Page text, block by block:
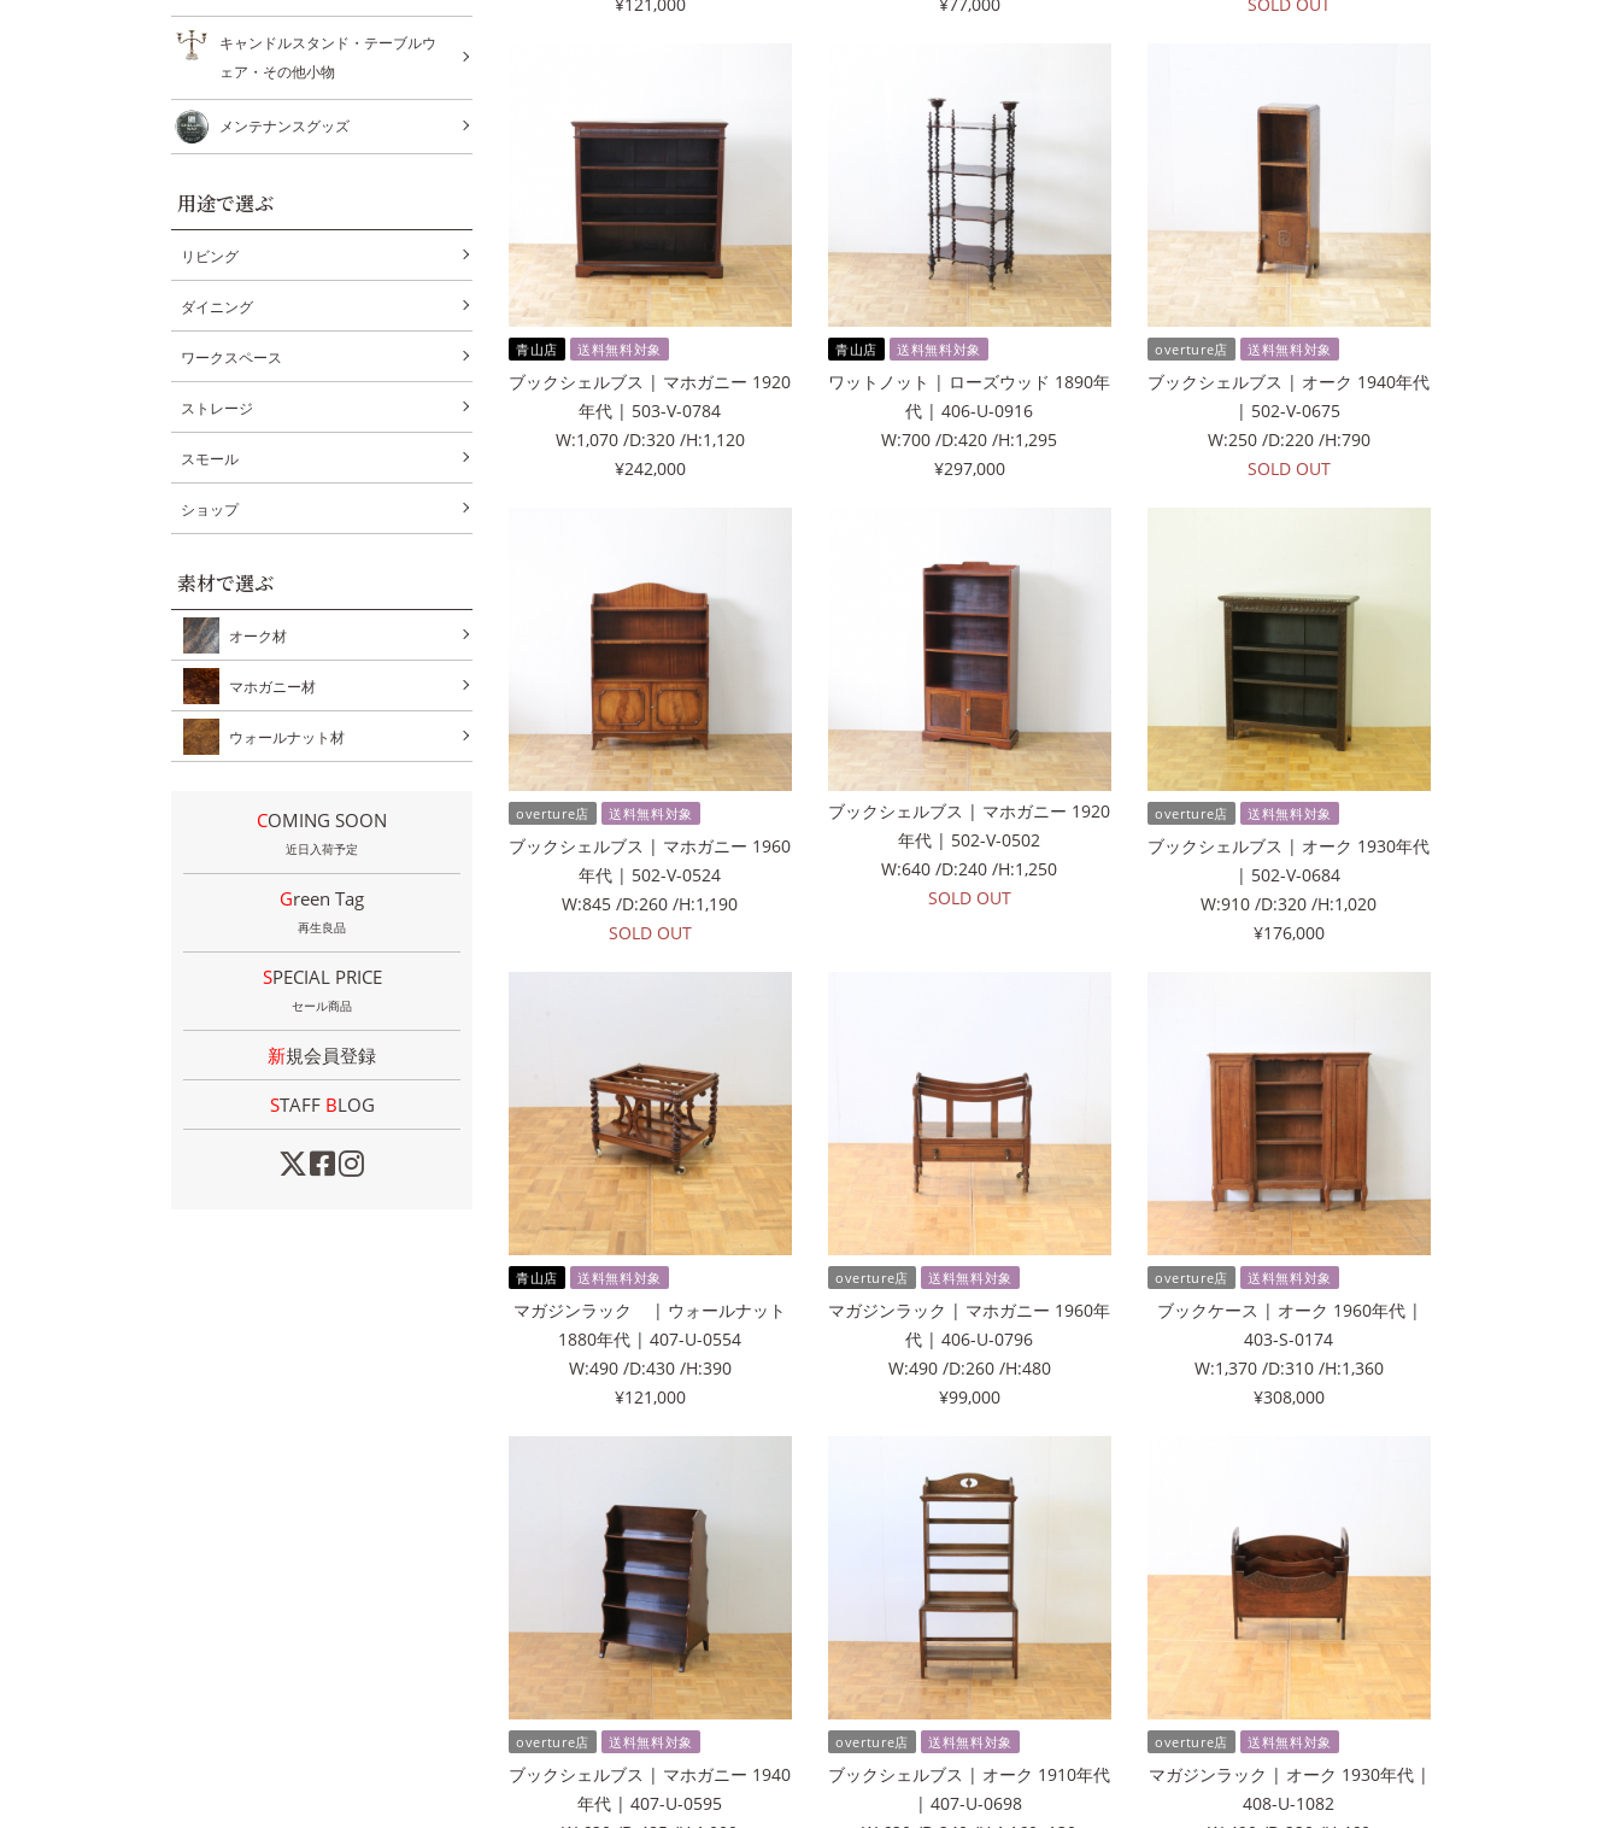
¥121,000
¥77,000
SOLD OUT
青山店 送料無料対象
ブックシェルブス | マホガニー 1920
年代 | 503-V-0784
W:1,070 /D:320 /H:1,120
¥242,000
青山店 送料無料対象
ワットノット | ローズウッド 1890年
代 | 406-U-0916
W:700 /D:420 /H:1,295
¥297,000
overture店 送料無料対象
ブックシェルブス | オーク 1940年代
| 502-V-0675
W:250 /D:220 /H:790
SOLD OUT
overture店 送料無料対象
ブックシェルブス | マホガニー 1960
年代 | 502-V-0524
W:845 /D:260 /H:1,190
SOLD OUT
ブックシェルブス | マホガニー 1920
年代 | 502-V-0502
W:640 /D:240 /H:1,250
SOLD OUT
overture店 送料無料対象
ブックシェルブス | オーク 1930年代
| 502-V-0684
W:910 /D:320 /H:1,020
¥176,000
青山店 送料無料対象
マガジンラック | ウォールナット
1880年代 | 407-U-0554
W:490 /D:430 /H:390
¥121,000
overture店 送料無料対象
マガジンラック | マホガニー 1960年
代 | 406-U-0796
W:490 /D:260 /H:480
¥99,000
overture店 送料無料対象
ブックケース | オーク 1960年代 |
403-S-0174
W:1,370 /D:310 /H:1,360
¥308,000
overture店 送料無料対象
ブックシェルブス | マホガニー 1940
年代 | 407-U-0595
overture店 送料無料対象
ブックシェルブス | オーク 1910年代
| 407-U-0698
overture店 送料無料対象
マガジンラック | オーク 1930年代 |
408-U-1082
キャンドルスタンド・テーブルウ
ェア・その他小物
メンテナンスグッズ
用途で選ぶ
リビング
ダイニング
ワークスペース
ストレージ
スモール
ショップ
素材で選ぶ
オーク材
マホガニー材
ウォールナット材
COMING SOON
近日入荷予定
Green Tag
再生良品
SPECIAL PRICE
セール商品
新規会員登録
STAFF BLOG